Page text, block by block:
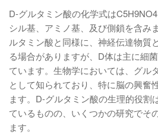
D-グルタミン酸の化学式は
シル基、アミノ基、及び側鎖を含み
ルタミン酸と同様に、神経伝達物質
る場合がありますが、D体は主に細
ています。生物学においては、グル
として知られており、特に脳の興奮
ます。D-グルタミン酸の生理的役割
ているものの、いくつかの研究でそ
ます。